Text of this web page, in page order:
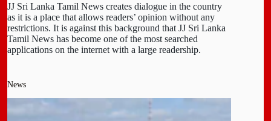
JJ Sri Lanka Tamil News creates dialogue in the country
as it is a place that allows readers’ opinion without any
restrictions. It is against this background that JJ Sri Lanka
Tamil News has become one of the most searched
applications on the internet with a large readership.
News